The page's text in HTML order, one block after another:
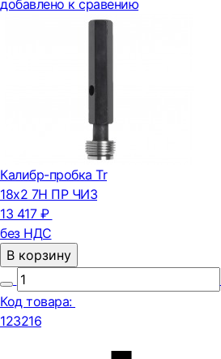
добавлено к сравению
Калибр-пробка Tr
18х2 7Н ПР ЧИЗ
13 417 ₽
без НДС
В корзину
Код товара:
123216